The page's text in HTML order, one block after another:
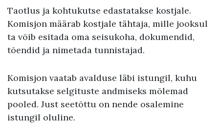
Taotlus ja kohtukutse edastatakse kostjale.
Komisjon määrab kostjale tähtaja, mille jooksul
ta võib esitada oma seisukoha, dokumendid,
tõendid ja nimetada tunnistajad.
Komisjon vaatab avalduse läbi istungil, kuhu
kutsutakse selgituste andmiseks mõlemad
pooled. Just seetõttu on nende osalemine
istungil oluline.